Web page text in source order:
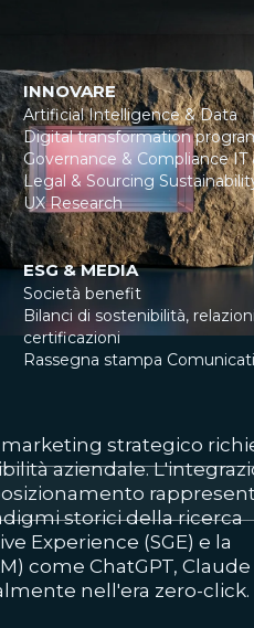
INNOVARE
Artificial Intelligence & Data
Digital transformation
Governance & Compliance IT
Legal & Sourcing
UX Research
ESG & MEDIA
Società benefit
Bilanci di sostenibilità,
certificazioni
Rassegna stampa
strategico
aziendale.
storici della ricerca
Experience (SGE) e la
come ChatGPT, Claude
nell'era zero-click.